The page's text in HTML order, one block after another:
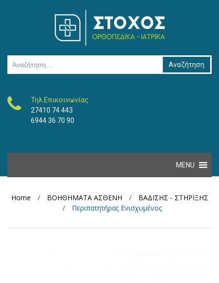
Τηλ.Επικοινωνίας
27410 74 443
6944 36 70 90
MENU
Home / ΒΟΗΘΗΜΑΤΑ ΑΣΘΕΝΗ /
ΒΑΔΙΣΗΣ - ΣΤΗΡΙΞΗΣ
/
Περιπατητήρας Ενισχυμένος